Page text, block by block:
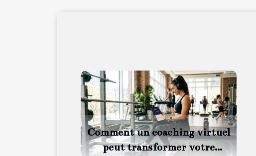
Comment un coaching virtuel
peut transformer votre